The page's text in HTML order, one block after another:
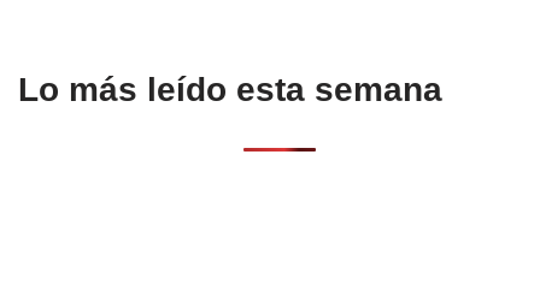
Lo más leído esta semana